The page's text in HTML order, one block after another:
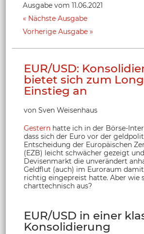
Ausgabe vom 11.06.2021
Nächste Ausgabe
Vorherige Ausgabe
EUR/USD:
bietet sich zum
Einstieg an
von Sven Weisenhaus
Gestern hatte ich in der Börse-
dass sich der Euro vor der
Entscheidung der Europäischen
(EZB) leicht schwächer gezeigt
Devisenmarkt die unverändert
Geldflut (auch) im Euroraum
richtig eingepreist hatte. Aber wie
charttechnisch aus?
EUR/USD in einer
Konsolidierung